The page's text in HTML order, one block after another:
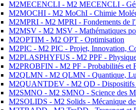
M2MECENCLI - M2 MECENCLI -
M2MOCHI - M2 MoChI - Chimie
M2MPRI - M2 MPRI - Fondements de
M2MSV - M2 MSV - Mathématiques
M2OPTIM - M2 OPT - Optimisation
M2PIC - M2 PIC - Projet, Innovation,
M2PLASPHYFUS - M2 PPF - Physique
M2PROBFIN - M2 PF - Probabilités et
M2QLMN - M2 QLMN - Quantique,
M2QUANTDEV - M2 QD - Dispositifs
M2SMNO - M2 SMNO - Science des
M2SOLIDS - M2 Solids - Mécanique